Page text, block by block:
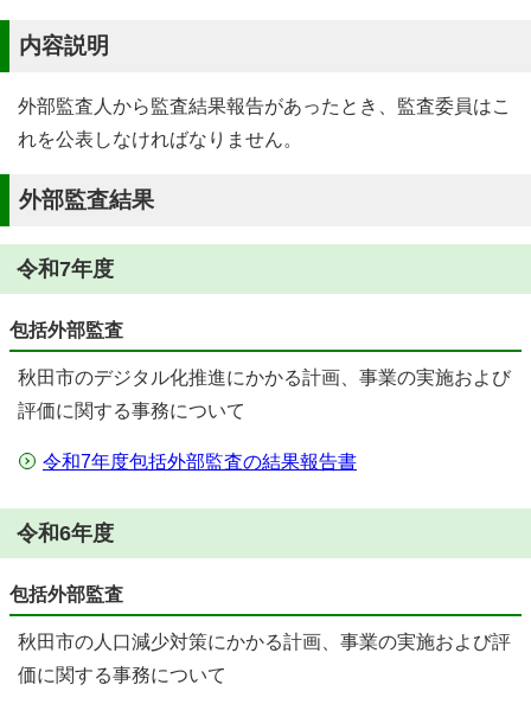
内容説明
外部監査人から監査結果報告があったとき、監査委員はこ
れを公表しなければなりません。
外部監査結果
令和7年度
包括外部監査
秋田市のデジタル化推進にかかる計画、事業の実施および
評価に関する事務について
令和7年度包括外部監査の結果報告書
令和6年度
包括外部監査
秋田市の人口減少対策にかかる計画、事業の実施および評
価に関する事務について